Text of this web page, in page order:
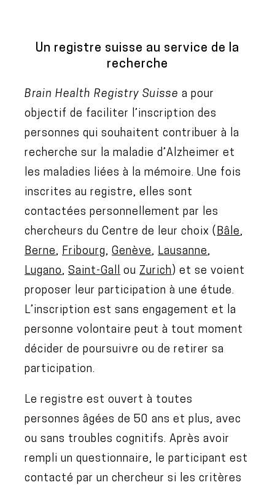
Un registre suisse au service de la
recherche
Brain Health Registry Suisse a pour
objectif de faciliter l’inscription des
personnes qui souhaitent contribuer à la
recherche sur la maladie d’Alzheimer et
les maladies liées à la mémoire. Une fois
inscrites au registre, elles sont
contactées personnellement par les
chercheurs du Centre de leur choix ( Bâle,
Berne, Fribourg, Genève, Lausanne,
Lugano, Saint-Gall ou Zurich) et se voient
proposer leur participation à une étude.
L’inscription est sans engagement et la
personne volontaire peut à tout moment
décider de poursuivre ou de retirer sa
participation.
Le registre est ouvert à toutes
personnes âgées de 50 ans et plus, avec
ou sans troubles cognitifs. Après avoir
rempli un questionnaire, le participant est
contacté par un chercheur si les critères